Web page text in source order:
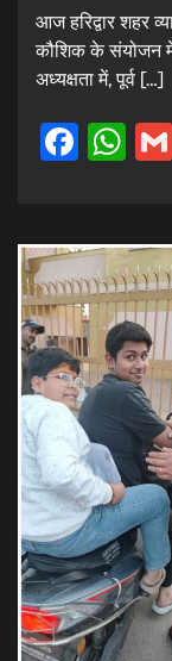
आज हरिद्वार शहर
कौशिक के संयोजन में
अध्यक्षता में, पूर्व […]